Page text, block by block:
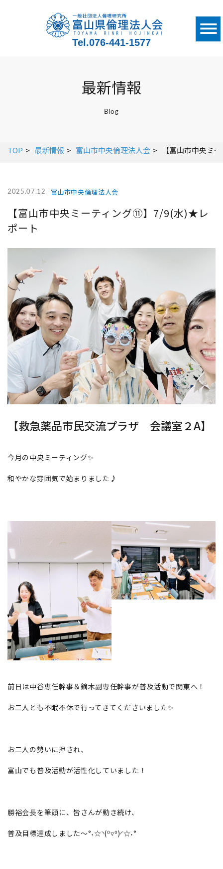
Tel.076-441-1577
最新情報
Blog
TOP 最新情報 富山市中央倫理法人会 【富山市中央ミ
2025.07.12 富山市中央倫理法人会
【富山市中央ミーティング⑪】7/9(水)★レ
ポート
【救急薬品市民交流プラザ 会議室２A】
今月の中央ミーティング✨
和やかな雰囲気で始まりました♪
前日は中谷専任幹事＆鏑木副専任幹事が普及活動で関東へ！
お二人とも不眠不休で行ってきてくださいました✨
お二人の勢いに押され、
富山でも普及活動が活性化していました！
勝裕会長を筆頭に、皆さんが動き続け、
普及目標達成しました～°˖☆◝(⁰▿⁰)◜☆˖°